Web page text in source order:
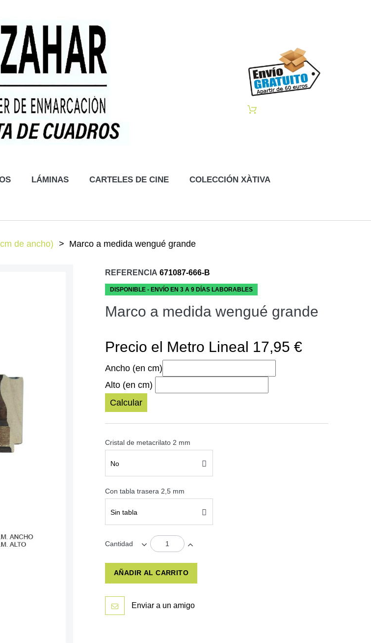
LÁMINAS CARTELES DE CINE COLECCIÓN XÀTIVA
de ancho) Marco a medida wengué grande
REFERENCIA 671087-666-B
DISPONIBLE - ENVÍO EN 3 A 9 DÍAS LABORABLES
Marco a medida wengué grande
Precio el Metro Lineal 17,95 €
Ancho (en cm)
Alto (en cm)
Calcular
Cristal de metacrilato 2 mm
No
Con tabla trasera 2,5 mm
Sin tabla
Cantidad
AÑADIR AL CARRITO
Enviar a un amigo